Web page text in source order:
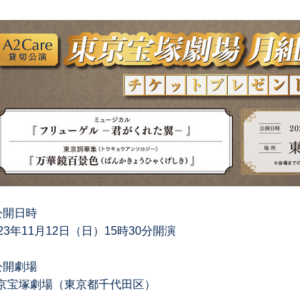
開日時
年11月12日（日）15時30分開演
開劇場
宝塚劇場（東京都千代田区）